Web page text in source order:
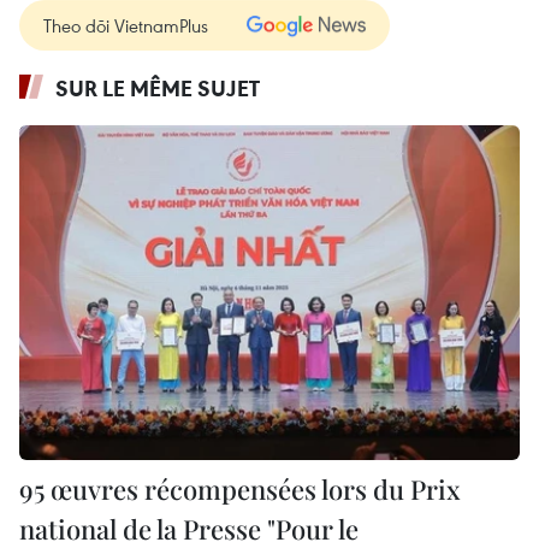
Theo dõi VietnamPlus
SUR LE MÊME SUJET
95 œuvres récompensées lors du Prix
national de la Presse "Pour le